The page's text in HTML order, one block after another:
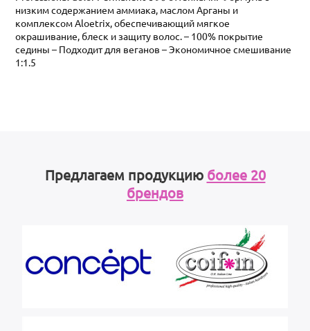
низким содержанием аммиака, маслом Арганы и
комплексом Aloetrix, обеспечивающий мягкое
окрашивание, блеск и защиту волос. – 100% покрытие
седины – Подходит для веганов – Экономичное смешивание
1:1.5
Предлагаем продукцию более 20
брендов